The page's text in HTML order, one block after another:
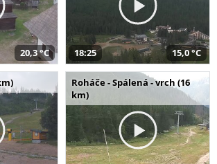
20,3 °C 18:25 15,0 °C
Roháče - Spálená - vrch (16
km)